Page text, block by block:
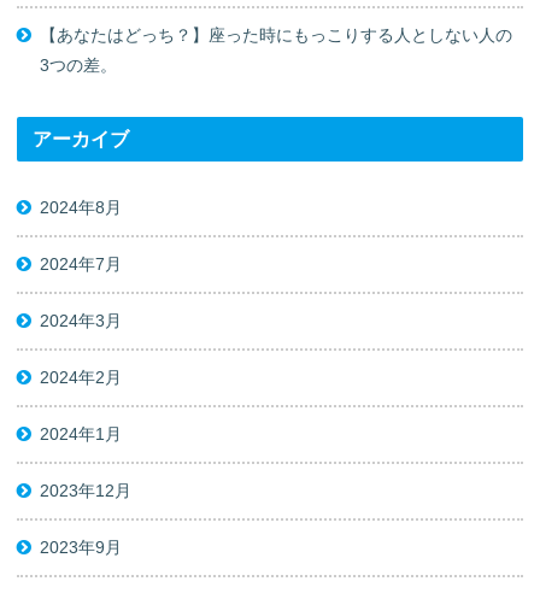
【あなたはどっち？】座った時にもっこりする人としない人の
3つの差。
アーカイブ
2024年8月
2024年7月
2024年3月
2024年2月
2024年1月
2023年12月
2023年9月